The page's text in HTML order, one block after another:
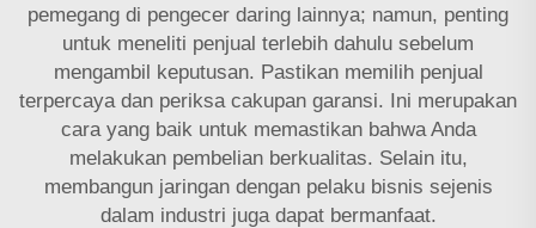
pemegang di pengecer daring lainnya; namun, penting
untuk meneliti penjual terlebih dahulu sebelum
mengambil keputusan. Pastikan memilih penjual
terpercaya dan periksa cakupan garansi. Ini merupakan
cara yang baik untuk memastikan bahwa Anda
melakukan pembelian berkualitas. Selain itu,
membangun jaringan dengan pelaku bisnis sejenis
dalam industri juga dapat bermanfaat.